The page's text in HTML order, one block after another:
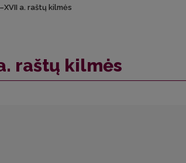
a. raštų kilmės
raštų kilmės